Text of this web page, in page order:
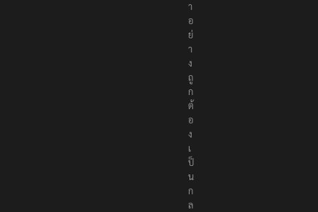
า
อ
ย่
า
ง
ถู
ก
ต้
อ
ง
เ
ป็
น
ก
ล